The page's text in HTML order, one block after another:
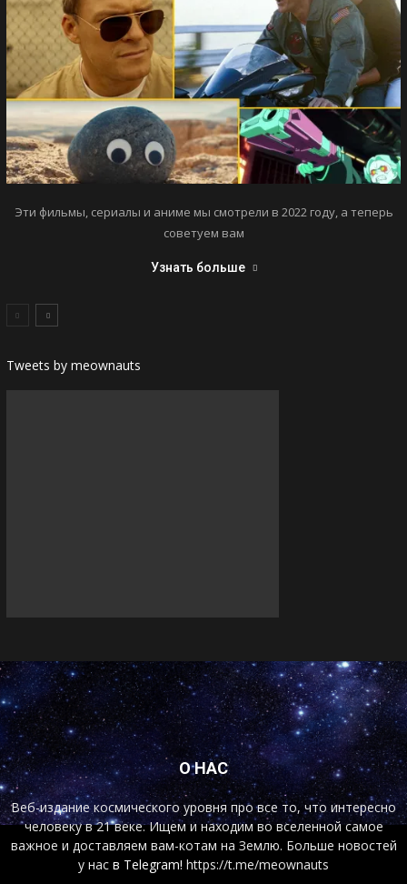
Эти фильмы, сериалы и аниме мы смотрели в 2022 году, а теперь
советуем вам
Узнать больше
Tweets by meownauts
О НАС
Веб-издание космического уровня про все то, что интересно
человеку в 21 веке. Ищем и находим во вселенной самое
важное и доставляем вам-котам на Землю. Больше новостей
у нас в Telegram! https://t.me/meownauts